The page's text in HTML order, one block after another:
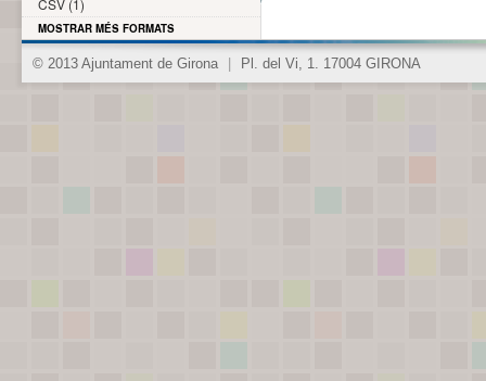
CSV (1)
MOSTRAR MÉS FORMATS
© 2013 Ajuntament de Girona Pl. del Vi, 1. 17004 GIRONA